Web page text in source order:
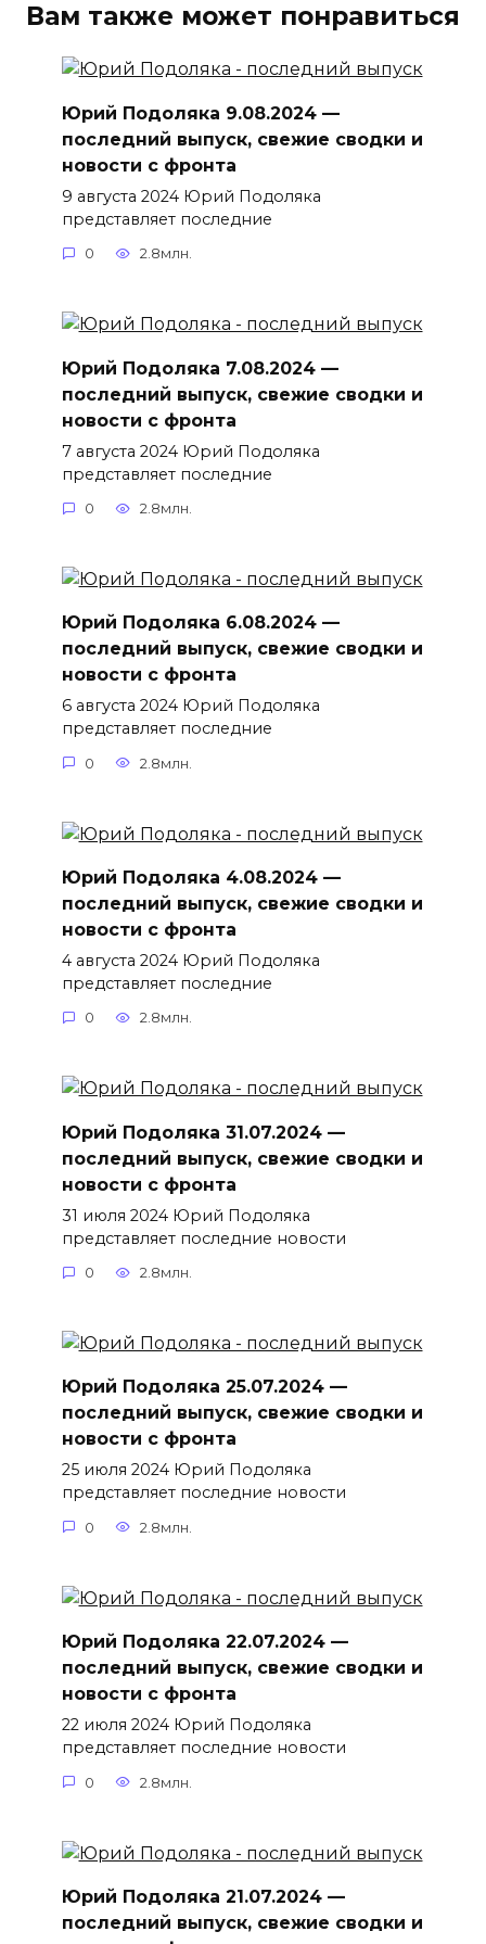
Вам также может понравиться
Юрий Подоляка 9.08.2024 —
последний выпуск, свежие сводки и
новости с фронта
9 августа 2024 Юрий Подоляка
представляет последние
0 2.8млн.
Юрий Подоляка 7.08.2024 —
последний выпуск, свежие сводки и
новости с фронта
7 августа 2024 Юрий Подоляка
представляет последние
0 2.8млн.
Юрий Подоляка 6.08.2024 —
последний выпуск, свежие сводки и
новости с фронта
6 августа 2024 Юрий Подоляка
представляет последние
0 2.8млн.
Юрий Подоляка 4.08.2024 —
последний выпуск, свежие сводки и
новости с фронта
4 августа 2024 Юрий Подоляка
представляет последние
0 2.8млн.
Юрий Подоляка 31.07.2024 —
последний выпуск, свежие сводки и
новости с фронта
31 июля 2024 Юрий Подоляка
представляет последние новости
0 2.8млн.
Юрий Подоляка 25.07.2024 —
последний выпуск, свежие сводки и
новости с фронта
25 июля 2024 Юрий Подоляка
представляет последние новости
0 2.8млн.
Юрий Подоляка 22.07.2024 —
последний выпуск, свежие сводки и
новости с фронта
22 июля 2024 Юрий Подоляка
представляет последние новости
0 2.8млн.
Юрий Подоляка 21.07.2024 —
последний выпуск, свежие сводки и